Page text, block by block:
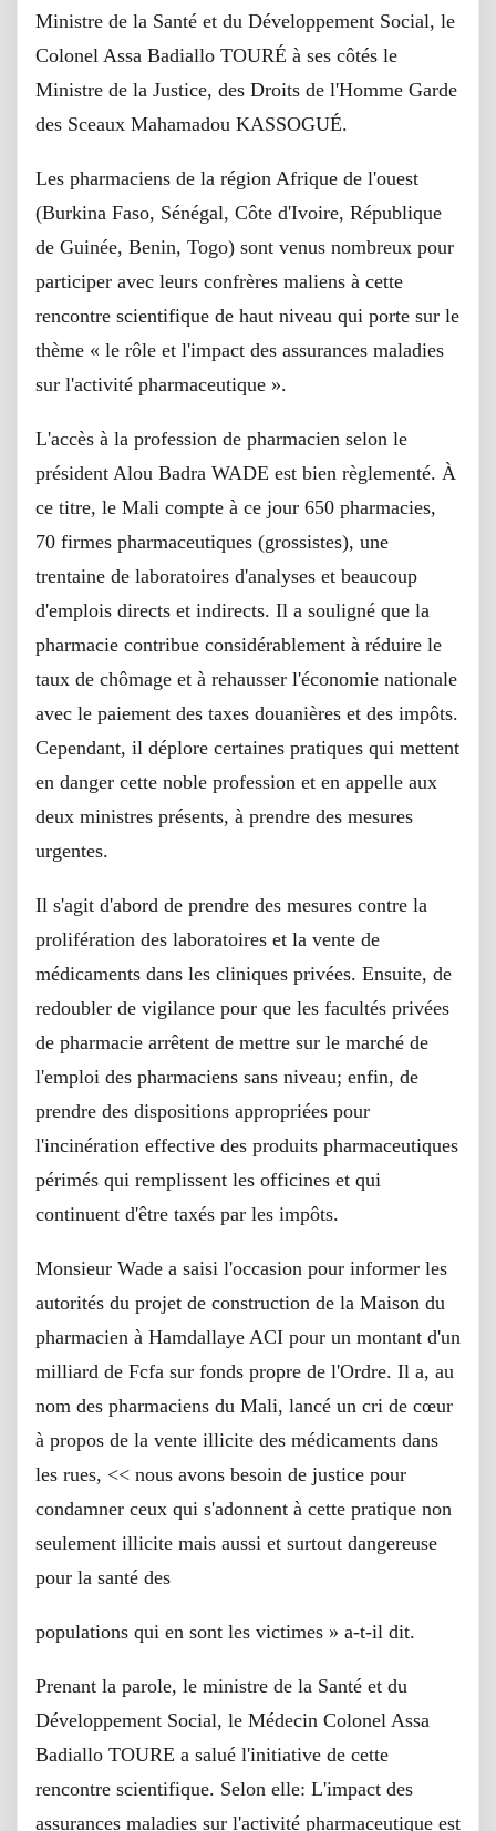
Ministre de la Santé et du Développement Social, le
Colonel Assa Badiallo TOURÉ à ses côtés le
Ministre de la Justice, des Droits de l'Homme Garde
des Sceaux Mahamadou KASSOGUÉ.
Les pharmaciens de la région Afrique de l'ouest
(Burkina Faso, Sénégal, Côte d'Ivoire, République
de Guinée, Benin, Togo) sont venus nombreux pour
participer avec leurs confrères maliens à cette
rencontre scientifique de haut niveau qui porte sur le
thème « le rôle et l'impact des assurances maladies
sur l'activité pharmaceutique ».
L'accès à la profession de pharmacien selon le
président Alou Badra WADE est bien règlementé. À
ce titre, le Mali compte à ce jour 650 pharmacies,
70 firmes pharmaceutiques (grossistes), une
trentaine de laboratoires d'analyses et beaucoup
d'emplois directs et indirects. Il a souligné que la
pharmacie contribue considérablement à réduire le
taux de chômage et à rehausser l'économie nationale
avec le paiement des taxes douanières et des impôts.
Cependant, il déplore certaines pratiques qui mettent
en danger cette noble profession et en appelle aux
deux ministres présents, à prendre des mesures
urgentes.
Il s'agit d'abord de prendre des mesures contre la
prolifération des laboratoires et la vente de
médicaments dans les cliniques privées. Ensuite, de
redoubler de vigilance pour que les facultés privées
de pharmacie arrêtent de mettre sur le marché de
l'emploi des pharmaciens sans niveau; enfin, de
prendre des dispositions appropriées pour
l'incinération effective des produits pharmaceutiques
périmés qui remplissent les officines et qui
continuent d'être taxés par les impôts.
Monsieur Wade a saisi l'occasion pour informer les
autorités du projet de construction de la Maison du
pharmacien à Hamdallaye ACI pour un montant d'un
milliard de Fcfa sur fonds propre de l'Ordre. Il a, au
nom des pharmaciens du Mali, lancé un cri de cœur
à propos de la vente illicite des médicaments dans
les rues, << nous avons besoin de justice pour
condamner ceux qui s'adonnent à cette pratique non
seulement illicite mais aussi et surtout dangereuse
pour la santé des
populations qui en sont les victimes » a-t-il dit.
Prenant la parole, le ministre de la Santé et du
Développement Social, le Médecin Colonel Assa
Badiallo TOURE a salué l'initiative de cette
rencontre scientifique. Selon elle: L'impact des
assurances maladies sur l'activité pharmaceutique est